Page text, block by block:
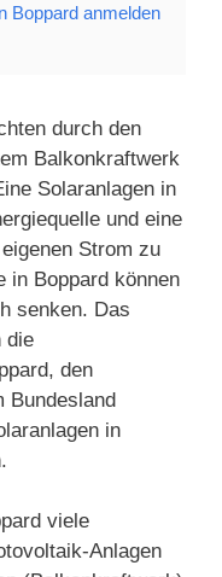
Boppard anmelden
durch den
Balkonkraftwerk
Solaranlagen in
und eine
Strom zu
in Boppard können
senken. Das
die
den
Bundesland
in
viele
Anlagen